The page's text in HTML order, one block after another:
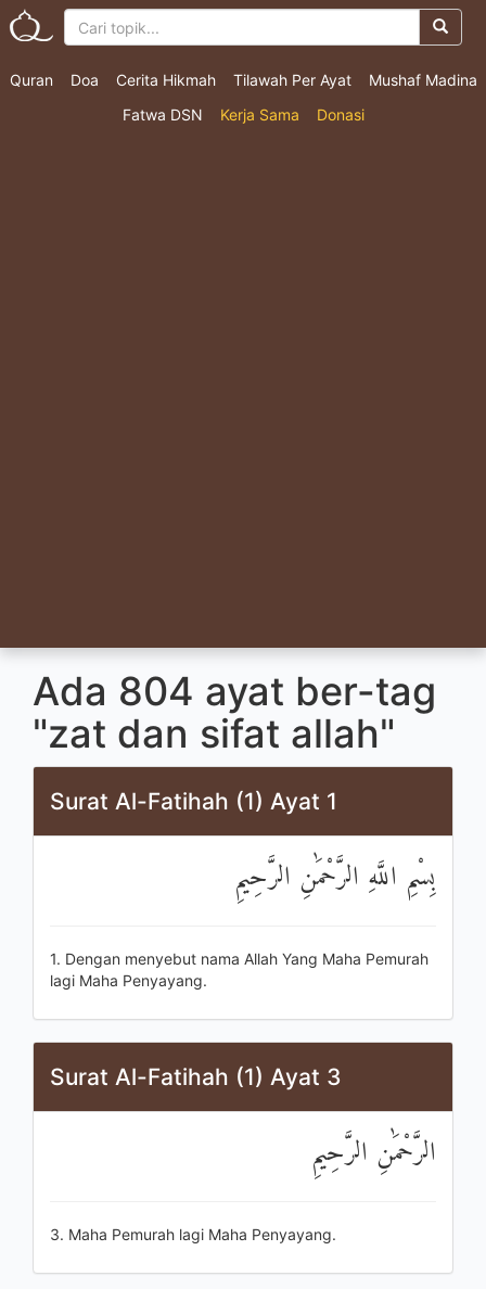
Quran Doa Cerita Hikmah Tilawah Per Ayat
Mushaf Madina
Fatwa DSN
Kerja Sama Donasi
Ada 804 ayat ber-tag
"zat dan sifat allah"
Surat Al-Fatihah (1) Ayat 1
بِسْمِ اللَّهِ الرَّحْمَٰنِ الرَّحِيمِ
1. Dengan menyebut nama Allah Yang Maha Pemurah
lagi Maha Penyayang.
Surat Al-Fatihah (1) Ayat 3
الرَّحْمَٰنِ الرَّحِيمِ
3. Maha Pemurah lagi Maha Penyayang.